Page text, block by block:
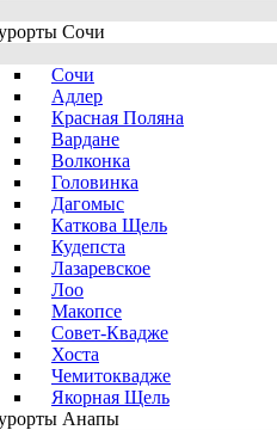
Сочи
Сочи
Адлер
Красная Поляна
Вардане
Волконка
Головинка
Дагомыс
Каткова Щель
Кудепста
Лазаревское
Лоо
Макопсе
Совет-Квадже
Хоста
Чемитоквадже
Якорная Щель
Анапы